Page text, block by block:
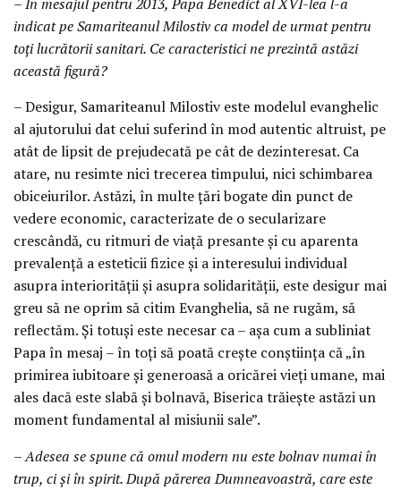
indicat pe Samariteanul Milostiv ca model de urmat pentru
toţi lucrătorii sanitari. Ce caracteristici ne prezintă astăzi
această figură?
– Desigur, Samariteanul Milostiv este modelul evanghelic
al ajutorului dat celui suferind în mod autentic altruist, pe
atât de lipsit de prejudecată pe cât de dezinteresat. Ca
atare, nu resimte nici trecerea timpului, nici schimbarea
obiceiurilor. Astăzi, în multe ţări bogate din punct de
vedere economic, caracterizate de o secularizare
crescândă, cu ritmuri de viaţă presante şi cu aparenta
prevalenţă a esteticii fizice şi a interesului individual
asupra interiorităţii şi asupra solidarităţii, este desigur mai
greu să ne oprim să citim Evanghelia, să ne rugăm, să
reflectăm. Şi totuşi este necesar ca – aşa cum a subliniat
Papa în mesaj – în toţi să poată creşte conştiinţa că „în
primirea iubitoare şi generoasă a oricărei vieţi umane, mai
ales dacă este slabă şi bolnavă, Biserica trăieşte astăzi un
moment fundamental al misiunii sale”.
– Adesea se spune că omul modern nu este bolnav numai în
trup, ci şi în spirit. După părerea Dumneavoastră, care este